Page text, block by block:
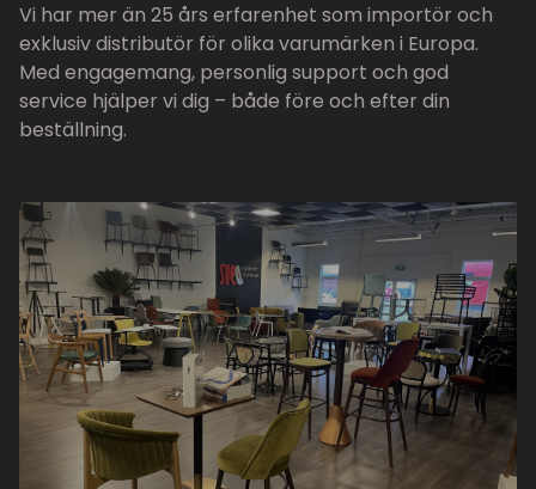
Vi har mer än 25 års erfarenhet som importör och
exklusiv distributör för olika varumärken i Europa.
Med engagemang, personlig support och god
service hjälper vi dig – både före och efter din
beställning.